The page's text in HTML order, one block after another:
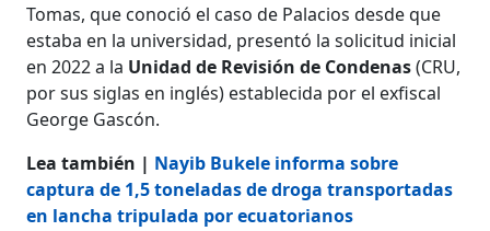
Tomas, que conoció el caso de Palacios desde que
estaba en la universidad, presentó la solicitud inicial
en 2022 a la Unidad de Revisión de Condenas(CRU,
por sus siglas en inglés) establecida por el exfiscal
George Gascón.
Lea también | Nayib Bukele informa sobre
captura de 1,5 toneladas de droga transportadas
en lancha tripulada por ecuatorianos